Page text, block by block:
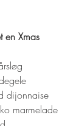
en Xmas
dijonnaise
marmelade